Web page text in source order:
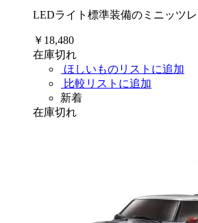
LEDライト標準装備のミニッツ
￥18,480
在庫切れ
ほしいものリストに追加
比較リストに追加
新着
在庫切れ